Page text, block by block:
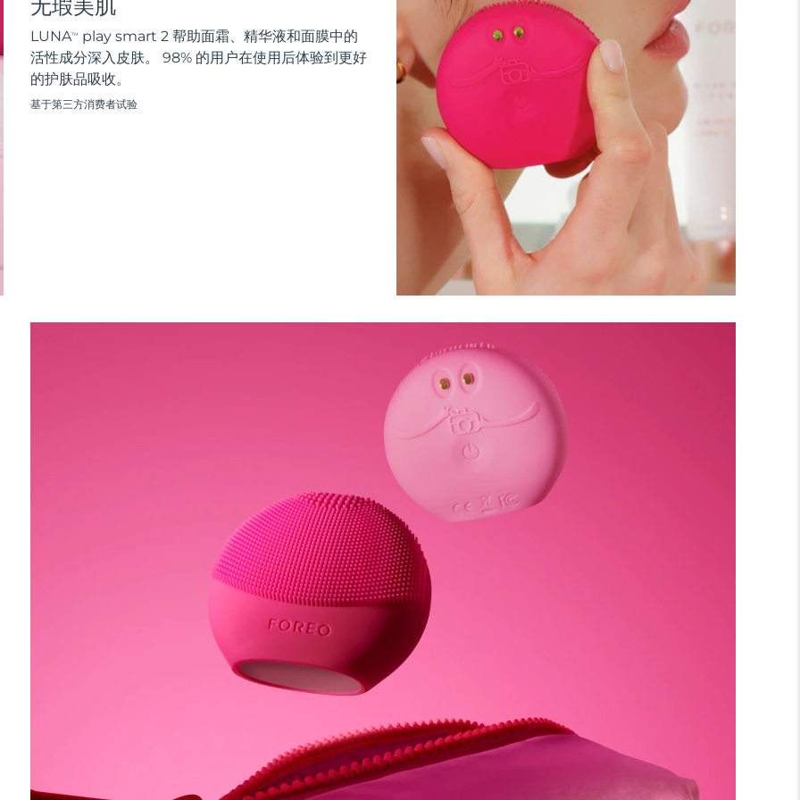
无瑕美肌
LUNATM
play smart 2 帮助面霜、精华液和面膜中的
活性成分深入皮肤。 98% 的用户在使用后体验到更好
的护肤品吸收。
基于第三方消费者试验